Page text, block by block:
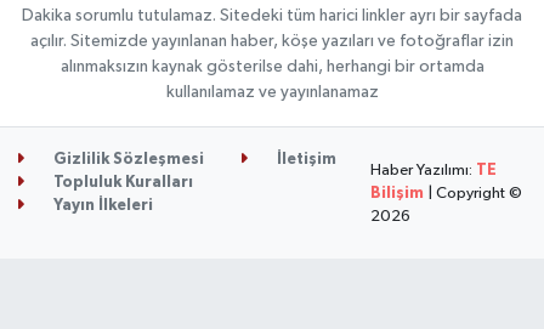
Dakika sorumlu tutulamaz. Sitedeki tüm harici linkler ayrı bir sayfada
açılır. Sitemizde yayınlanan haber, köşe yazıları ve fotoğraflar izin
alınmaksızın kaynak gösterilse dahi, herhangi bir ortamda
kullanılamaz ve yayınlanamaz
Gizlilik Sözleşmesi
İletişim
Topluluk Kuralları
Yayın İlkeleri
Haber Yazılımı: TE
Bilişim | Copyright ©
2026